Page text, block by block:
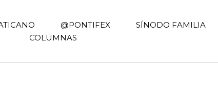
@PONTIFEX
SÍNODO FAMILIA
COLUMNAS